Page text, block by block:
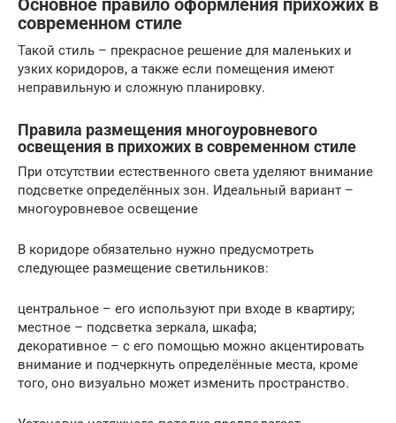
Основное правило оформления прихожих в
современном стиле
Такой стиль – прекрасное решение для маленьких и
узких коридоров, а также если помещения имеют
неправильную и сложную планировку.
Правила размещения многоуровневого
освещения в прихожих в современном стиле
При отсутствии естественного света уделяют внимание
подсветке определённых зон. Идеальный вариант –
многоуровневое освещение
В коридоре обязательно нужно предусмотреть
следующее размещение светильников:
центральное – его используют при входе в квартиру;
местное – подсветка зеркала, шкафа;
декоративное – с его помощью можно акцентировать
внимание и подчеркнуть определённые места, кроме
того, оно визуально может изменить пространство.